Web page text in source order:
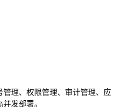
理、权限管理、审计管理、应
发部署。